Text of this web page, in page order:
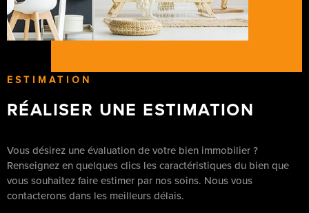
ESTIMATION
RÉALISER UNE ESTIMATION
Vous désirez une évaluation de votre bien immobilier ?
Renseignez en quelques clics les caractéristiques du bien que
vous souhaitez faire estimer par nos soins. Nous vous
contacterons dans les meilleurs délais.